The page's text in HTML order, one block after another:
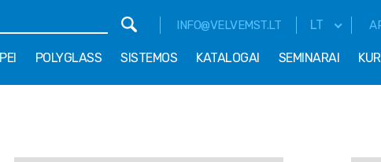
LT
INFO@VELVEMST.LT
POLYGLASS SISTEMOS KATALOGAI SEMINARAI